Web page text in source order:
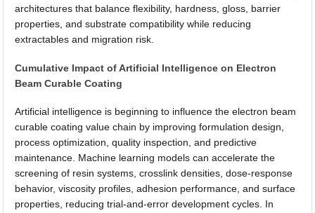
architectures that balance flexibility, hardness, gloss, barrier
properties, and substrate compatibility while reducing
extractables and migration risk.
Cumulative Impact of Artificial Intelligence on Electron
Beam Curable Coating
Artificial intelligence is beginning to influence the electron beam
curable coating value chain by improving formulation design,
process optimization, quality inspection, and predictive
maintenance. Machine learning models can accelerate the
screening of resin systems, crosslink densities, dose-response
behavior, viscosity profiles, adhesion performance, and surface
properties, reducing trial-and-error development cycles. In